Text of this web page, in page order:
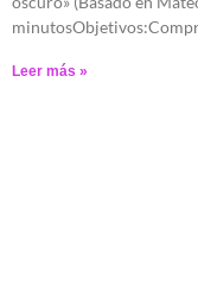
Leer más »